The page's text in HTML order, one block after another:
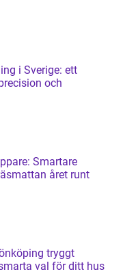
i Sverige: ett
och
Smartare
året runt
tryggt
val för ditt hus